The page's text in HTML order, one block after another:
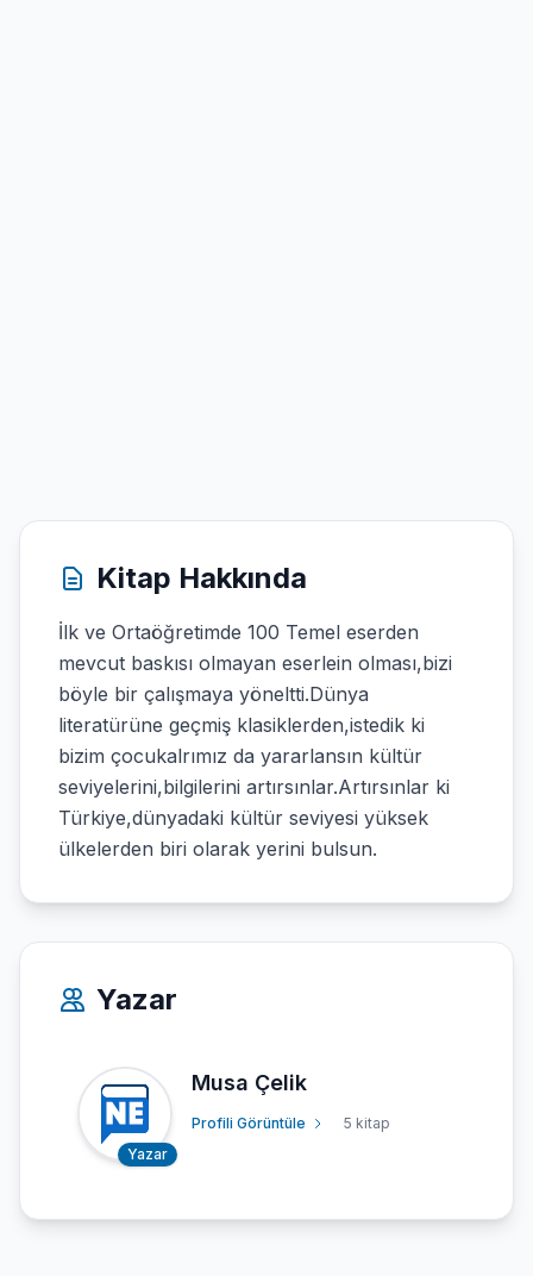
Kitap Hakkında
İlk ve Ortaöğretimde 100 Temel eserden
mevcut baskısı olmayan eserlein olması,bizi
böyle bir çalışmaya yöneltti.Dünya
literatürüne geçmiş klasiklerden,istedik ki
bizim çocukalrımız da yararlansın kültür
seviyelerini,bilgilerini artırsınlar.Artırsınlar ki
Türkiye,dünyadaki kültür seviyesi yüksek
ülkelerden biri olarak yerini bulsun.
Yazar
Yazar
Musa Çelik
Profili Görüntüle 5 kitap